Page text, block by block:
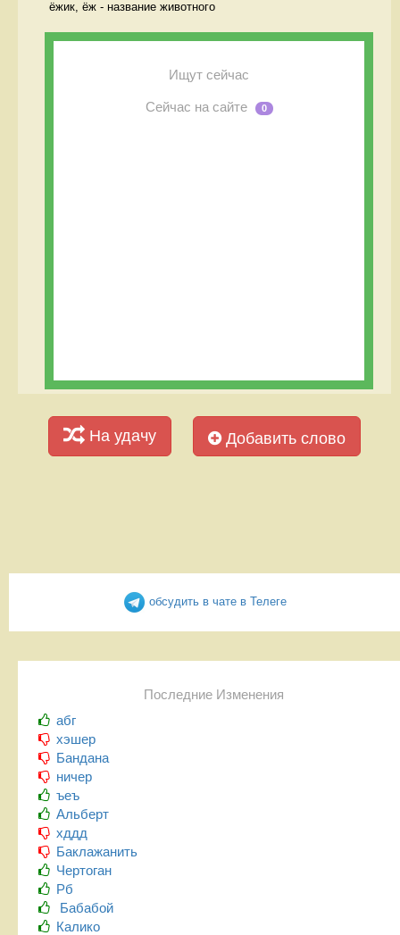
ёжик, ёж - название животного
Ищут сейчас
Сейчас на сайте 0
На удачу Добавить слово
обсудить в чате в Телеге
Последние Изменения
абг
хэшер
Бандана
ничер
ъеъ
Альберт
хддд
Баклажанить
Чертоган
Рб
Бабабой
Калико